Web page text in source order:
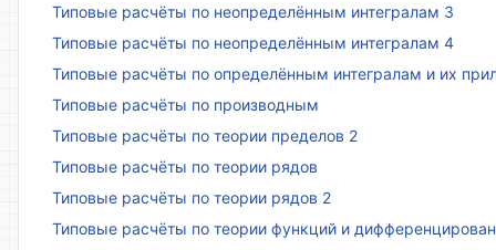
Типовые расчёты по неопределённым интегралам 3
Типовые расчёты по неопределённым интегралам 4
Типовые расчёты по определённым интегралам и их
Типовые расчёты по производным
Типовые расчёты по теории пределов 2
Типовые расчёты по теории рядов
Типовые расчёты по теории рядов 2
Типовые расчёты по теории функций и